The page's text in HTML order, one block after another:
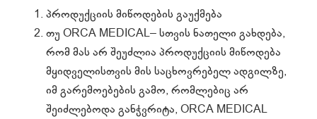
პროდუქციის მიწოდების გაუქმება
თუ ORCA MEDICAL– სთვის ნათელი გახდება,
რომ მას არ შეუძლია პროდუქციის მიწოდება
მყიდველისთვის მის საცხოვრებელ ადგილზე,
იმ გარემოებების გამო, რომლებიც არ
შეიძლებოდა განჭვრიტა, ORCA MEDICAL